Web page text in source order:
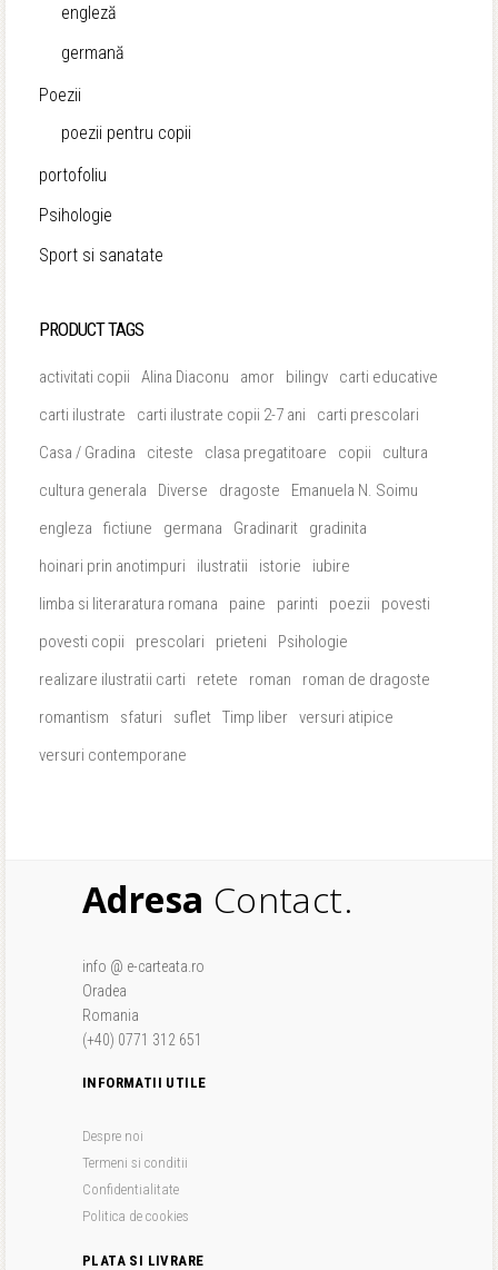
engleză
germană
Poezii
poezii pentru copii
portofoliu
Psihologie
Sport si sanatate
PRODUCT TAGS
activitati copii Alina Diaconu amor bilingv
carti educative
carti ilustrate
carti ilustrate copii 2-7 ani
carti prescolari
Casa / Gradina
citeste clasa pregatitoare copii
cultura
cultura generala
Diverse dragoste
Emanuela N. Soimu
engleza
fictiune germana Gradinarit
gradinita
hoinari prin anotimpuri
ilustratii istorie
iubire
limba si literaratura romana
paine parinti poezii
povesti
povesti copii
prescolari prieteni
Psihologie
realizare ilustratii carti
retete roman
roman de dragoste
romantism
sfaturi suflet Timp liber versuri atipice
versuri contemporane
Adresa Contact.
info @ e-carteata.ro
Oradea
Romania
(+40) 0771 312 651
INFORMATII UTILE
Despre noi
Termeni si conditii
Confidentialitate
Politica de cookies
PLATA SI LIVRARE